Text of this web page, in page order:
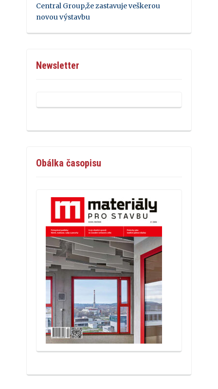
Central Group,že zastavuje veškerou
novou výstavbu
Newsletter
Obálka časopisu